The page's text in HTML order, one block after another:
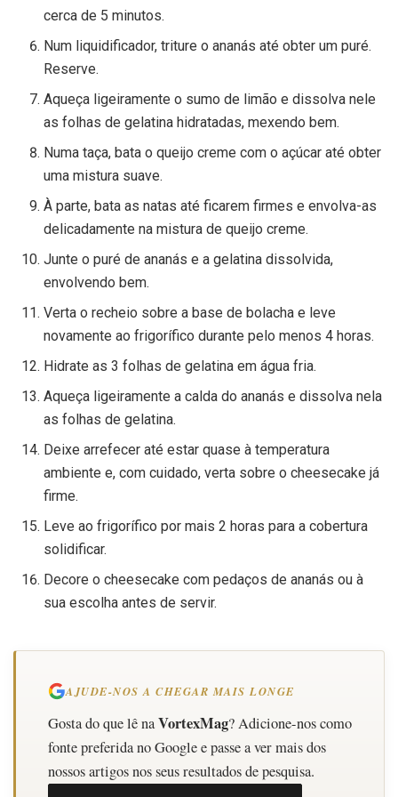
cerca de 5 minutos.
Num liquidificador, triture o ananás até obter um puré.
Reserve.
Aqueça ligeiramente o sumo de limão e dissolva nele
as folhas de gelatina hidratadas, mexendo bem.
Numa taça, bata o queijo creme com o açúcar até obter
uma mistura suave.
À parte, bata as natas até ficarem firmes e envolva-as
delicadamente na mistura de queijo creme.
Junte o puré de ananás e a gelatina dissolvida,
envolvendo bem.
Verta o recheio sobre a base de bolacha e leve
novamente ao frigorífico durante pelo menos 4 horas.
Hidrate as 3 folhas de gelatina em água fria.
Aqueça ligeiramente a calda do ananás e dissolva nela
as folhas de gelatina.
Deixe arrefecer até estar quase à temperatura
ambiente e, com cuidado, verta sobre o cheesecake já
firme.
Leve ao frigorífico por mais 2 horas para a cobertura
solidificar.
Decore o cheesecake com pedaços de ananás ou à
sua escolha antes de servir.
AJUDE-NOS A CHEGAR MAIS LONGE
Gosta do que lê naVortexMag? Adicione-nos como
fonte preferida no Google e passe a ver mais dos
nossos artigos nos seus resultados de pesquisa.